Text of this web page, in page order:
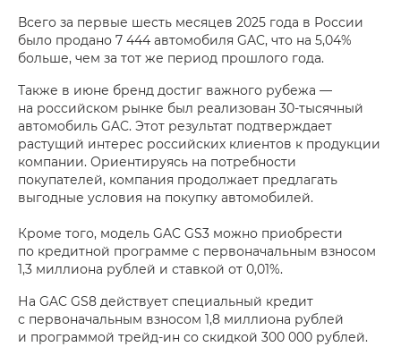
Всего за первые шесть месяцев 2025 года в России
было продано 7 444 автомобиля GAC, что на 5,04%
больше, чем за тот же период прошлого года.
Также в июне бренд достиг важного рубежа —
на российском рынке был реализован 30-тысячный
автомобиль GAC. Этот результат подтверждает
растущий интерес российских клиентов к продукции
компании. Ориентируясь на потребности
покупателей, компания продолжает предлагать
выгодные условия на покупку автомобилей.
Кроме того, модель GAC GS3 можно приобрести
по кредитной программе с первоначальным взносом
1,3 миллиона рублей и ставкой от 0,01%.
На GAC GS8 действует специальный кредит
с первоначальным взносом 1,8 миллиона рублей
и программой трейд-ин со скидкой 300 000 рублей.